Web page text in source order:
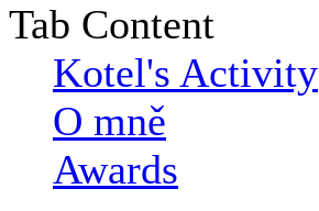
Tab Content
Kotel's Activity
O mně
Awards